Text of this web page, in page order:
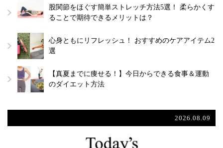
股関節をほぐす簡単ストレッチ方法5選！ 柔らかくす
ることで期待できるメリットは？
心身ともにリフレッシュ！ おすすめのケアアイテム2
選
【真夏までに痩せる！】今日からできる食事＆運動
のダイエット方法
2026.08.09